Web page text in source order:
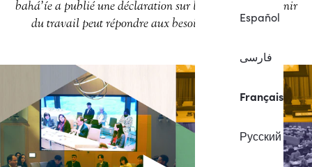
Español
فارسی
Français
Русский
bahá’íe a publié une déclaration sur la façon dont l’avenir
du travail peut répondre aux besoins de l’humanité.